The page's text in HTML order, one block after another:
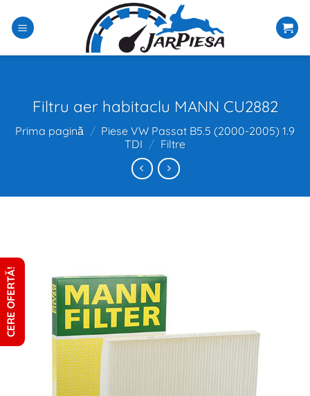
conținut
Filtru aer habitaclu MANN CU2882
Prima pagină / Piese VW Passat B5.5 (2000-2005) 1.9
TDI / Filtre
CERE OFERTĂ!